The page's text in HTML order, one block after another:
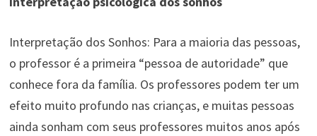
Interpretação dos Sonhos: Para a maioria das pessoas,
o professor é a primeira “pessoa de autoridade” que
conhece fora da família. Os professores podem ter um
efeito muito profundo nas crianças, e muitas pessoas
ainda sonham com seus professores muitos anos após